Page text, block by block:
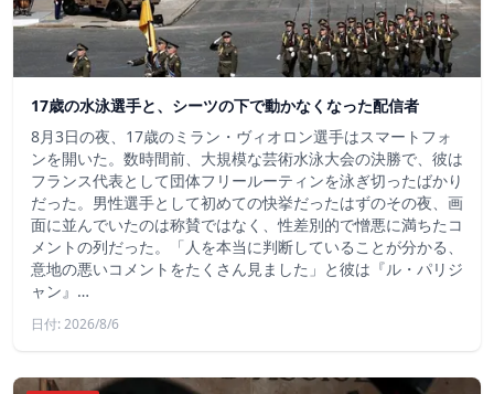
17歳の水泳選手と、シーツの下で動かなくなった配信者
8月3日の夜、17歳のミラン・ヴィオロン選手はスマートフォ
ンを開いた。数時間前、大規模な芸術水泳大会の決勝で、彼は
フランス代表として団体フリールーティンを泳ぎ切ったばかり
だった。男性選手として初めての快挙だったはずのその夜、画
面に並んでいたのは称賛ではなく、性差別的で憎悪に満ちたコ
メントの列だった。「人を本当に判断していることが分かる、
意地の悪いコメントをたくさん見ました」と彼は『ル・パリジ
ャン』…
日付: 2026/8/6